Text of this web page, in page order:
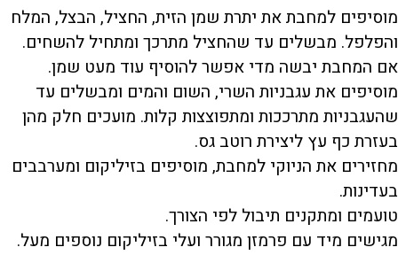
מוסיפים למחבת את יתרת שמן הזית, החציל, הבצל, המלח
והפלפל. מבשלים עד שהחציל מתרכך ומתחיל להשחים.
אם המחבת יבשה מדי אפשר להוסיף עוד מעט שמן.
מוסיפים את עגבניות השרי, השום והמים ומבשלים עד
שהעגבניות מתרככות ומתפוצצות קלות. מועכים חלק מהן
בעזרת כף עץ ליצירת רוטב גס.
מחזירים את הניוקי למחבת, מוסיפים בזיליקום ומערבבים
בעדינות.
טועמים ומתקנים תיבול לפי הצורך.
מגישים מיד עם פרמזן מגורר ועלי בזיליקום נוספים מעל.